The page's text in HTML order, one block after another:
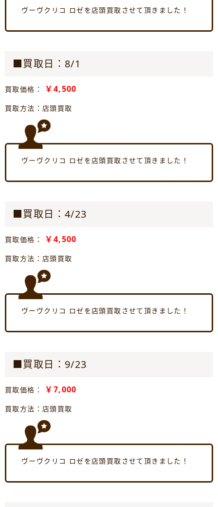
ヴーヴクリコ ロゼを店頭買取させて頂きました！
■買取日：8/1
買取価格： ￥4,500
買取方法：店頭買取
ヴーヴクリコ ロゼを店頭買取させて頂きました！
■買取日：4/23
買取価格： ￥4,500
買取方法：店頭買取
ヴーヴクリコ ロゼを店頭買取させて頂きました！
■買取日：9/23
買取価格： ￥7,000
買取方法：店頭買取
ヴーヴクリコ ロゼを店頭買取させて頂きました！